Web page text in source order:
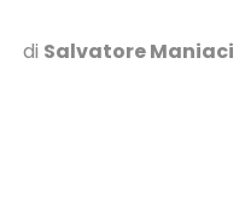
di Salvatore Maniaci